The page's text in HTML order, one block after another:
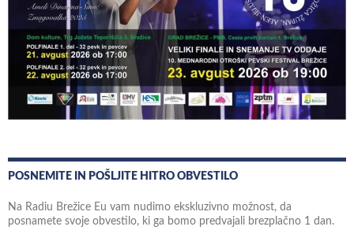
POSNEMITE IN POŠLJITE HITRO OBVESTILO
Na Radiu Brežice Eu vam nudimo ekskluzivno možnost, da
posnamete svoje obvestilo, ki ga bomo predvajali brezplačno 1 dan.